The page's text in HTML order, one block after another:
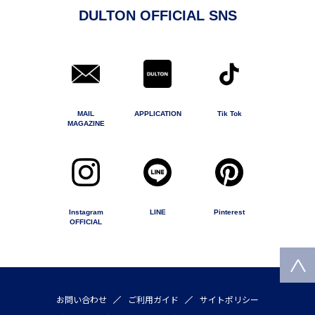
DULTON OFFICIAL SNS
MAIL
MAGAZINE
APPLICATION Tik Tok
Instagram
OFFICIAL
LINE Pinterest
お問い合わせ ご利用ガイド
サイトポリシー